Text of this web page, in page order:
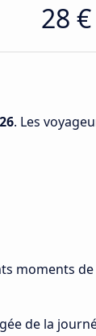
28 €
. Les
moments
de la